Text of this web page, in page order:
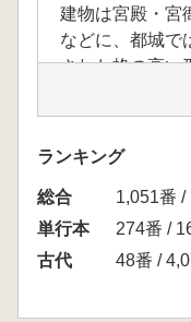
建物は宮殿・宮
などに、都城で
された格の高い
と周辺地域の四
面廂建物の比較
学的特徴と建築
いて、考古学、
の研究者が報告
チラシより)
<目次>
ランキング
総合
1,051番 /
単行本
274番 /
古代
48番 /